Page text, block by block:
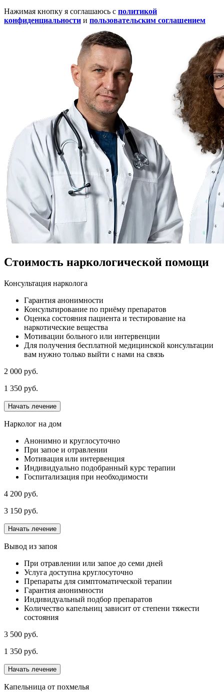
Нажимая кнопку я соглашаюсь с политикой
конфиденциальности и пользовательским соглашением
Стоимость наркологической помощи
Консультация нарколога
Гарантия анонимности
Консультирование по приёму препаратов
Оценка состояния пациента и тестирование на
наркотические вещества
Мотивации больного или интервенции
Для получения бесплатной медицинской консультации
вам нужно только выйти с нами на связь
2 000 руб.
1 350 руб.
Начать лечение
Нарколог на дом
Анонимно и круглосуточно
При запое и отравлении
Мотивация или интервенция
Индивидуально подобранный курс терапии
Госпитализация при необходимости
4 200 руб.
3 150 руб.
Начать лечение
Вывод из запоя
При отравлении или запое до семи дней
Услуга доступна круглосуточно
Препараты для симптоматической терапии
Гарантия анонимности
Индивидуальный подбор препаратов
Количество капельниц зависит от степени тяжести
состояния
3 500 руб.
1 350 руб.
Начать лечение
Капельница от похмелья